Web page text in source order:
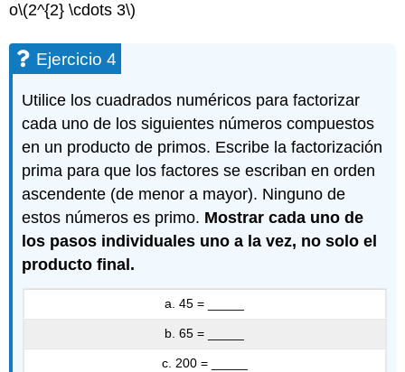
o\(2^{2} \cdots 3\)
Ejercicio 4
Utilice los cuadrados numéricos para factorizar
cada uno de los siguientes números compuestos
en un producto de primos. Escribe la factorización
prima para que los factores se escriban en orden
ascendente (de menor a mayor). Ninguno de
estos números es primo. Mostrar cada uno de
los pasos individuales uno a la vez, no solo el
producto final.
a. 45 = _____
b. 65 = _____
c. 200 = _____